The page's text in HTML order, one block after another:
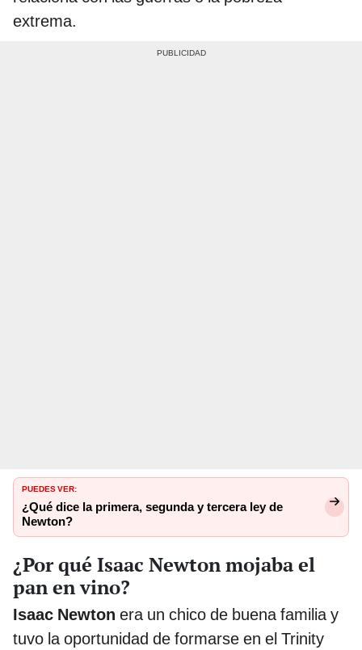
extrema.
PUEDES VER:
¿Qué dice la primera, segunda y tercera ley de
Newton?
¿Por qué Isaac Newton mojaba el
pan en vino?
Isaac Newton era un chico de buena familia y
tuvo la oportunidad de formarse en el Trinity